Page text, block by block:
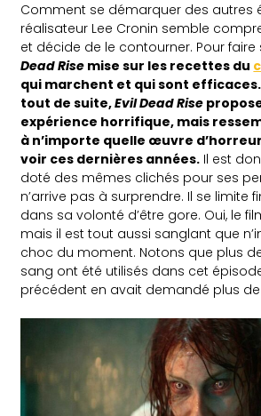
Comment se démarquer des autres
réalisateur Lee Cronin semble
et décide de le contourner. Pour
Dead Rise mise sur les recettes du
qui marchent et qui sont efficaces.
tout de suite,Evil Dead Rise
expérience horrifique, mais
à n’importe quelle œuvre
voir ces dernières années. Il est
doté des mêmes clichés pour ses
n’arrive pas à surprendre. Il se limite
dans sa volonté d’être gore. Oui, le
mais il est tout aussi sanglant que
choc du moment. Notons que plus
sang ont été utilisés dans cet
précédent en avait demandé plus de